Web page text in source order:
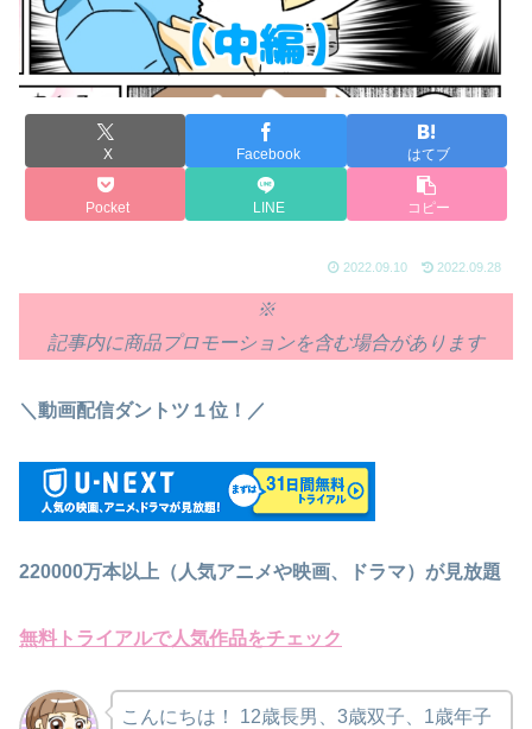
X Facebook はてブ
Pocket LINE コピー
2022.09.10 2022.09.28
※
記事内に商品プロモーションを含む場合があります
＼動画配信ダントツ１位！／
220000万本以上（人気アニメや映画、ドラマ）が見放題
無料トライアルで人気作品をチェック
こんにちは！ 12歳長男、3歳双子、1歳年子